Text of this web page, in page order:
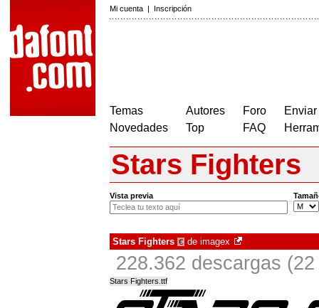
Mi cuenta | Inscripción
Temas
Novedades
Autores
Top
Foro
FAQ
Stars Fighters
Vista previa
Stars Fighters € de imagex
228.362 descargas
Stars Fighters.ttf